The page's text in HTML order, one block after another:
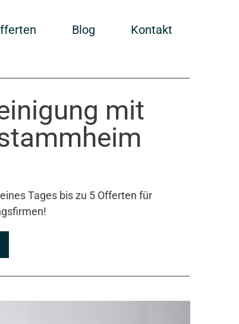
Blog Kontakt
mit
Tages bis zu 5 Offerten für